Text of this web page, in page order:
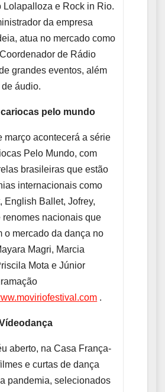
Lolapalloza e Rock in Rio.
da empresa
atua no mercado como
de Rádio
grandes eventos, além
áudio.
pelo mundo
março acontecerá a série
Pelo Mundo, com
brasileiras que estão
internacionais como
English Ballet, Jofrey,
renomes nacionais que
o mercado da dança no
Magri, Marcia
Mota e Júnior
com .
aberto, na Casa França-
e curtas de dança
pandemia, selecionados